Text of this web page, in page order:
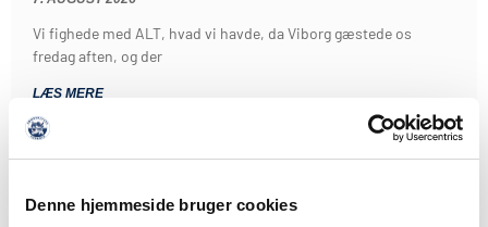
Denne hjemmeside bruger cookies
Vi fighede med ALT, hvad vi havde, da Viborg gæstede os
fredag aften, og der
LÆS MERE